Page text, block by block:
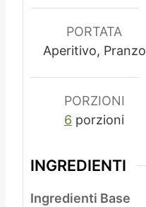
n
u
t
PORTATA
Aperitivo, Pranzo
PORZIONI
6 porzioni
INGREDIENTI
Ingredienti Base